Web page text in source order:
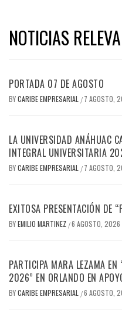
NOTICIAS
PORTADA 07 DE AGOSTO
BYCARIBE EMPRESARIAL / 7 AGOSTO,
LA UNIVERSIDAD ANÁHUAC
INTEGRAL UNIVERSITARIA
BYCARIBE EMPRESARIAL / 7 AGOSTO,
EXITOSA PRESENTACIÓN DE
BYEMILIO MARTINEZ /6 AGOSTO, 2026
PARTICIPA MARA LEZAMA EN
2026” EN ORLANDO EN
BYCARIBE EMPRESARIAL /6 AGOSTO,